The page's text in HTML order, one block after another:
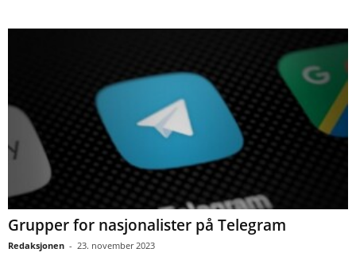
Grupper for nasjonalister på Telegram
Redaksjonen - 23. november 2023